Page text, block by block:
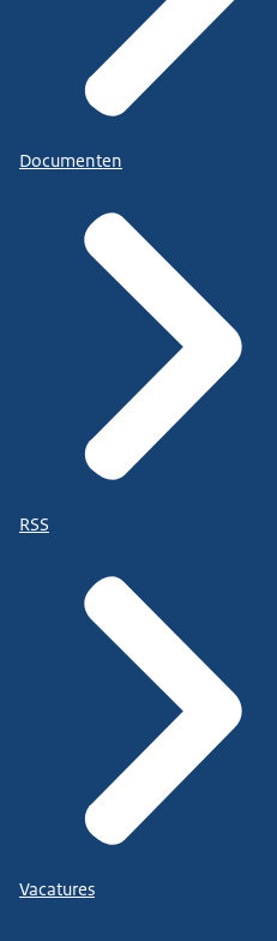
Documenten
RSS
Vacatures